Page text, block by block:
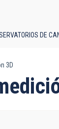
DE
3D